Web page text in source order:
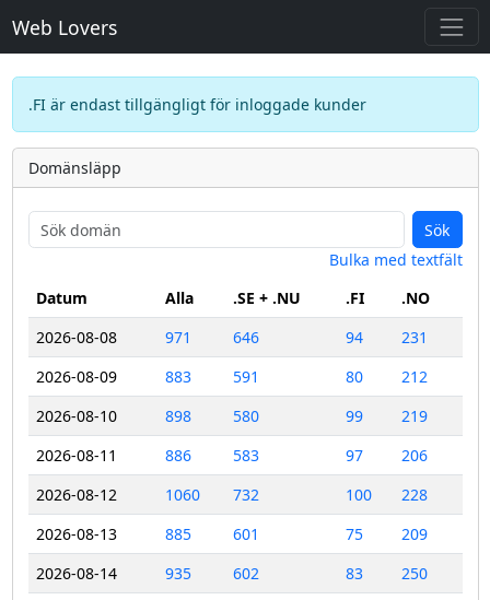
Web Lovers
.FI är endast tillgängligt för inloggade kunder
Domänsläpp
Sök
Bulka med textfält
Datum
Alla .SE + .NU .FI
.NO
2026-08-08
971 646 94
231
2026-08-09
883 591 80
212
2026-08-10
898 580 99
219
2026-08-11
886 583 97
206
2026-08-12
1060 732 100
228
2026-08-13
885 601 75
209
2026-08-14
935 602 83
250